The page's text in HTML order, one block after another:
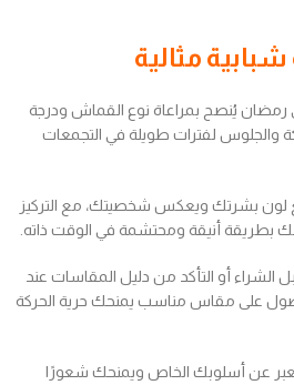
شبابية مثالية
رمضان يُنصح بمراعاة نوع القماش ودرجة
والجلوس لفترات طويلة في التجمعات
لون بشرتك ويعكس شخصيتك، مع التركيز
بطريقة أنيقة ومحتشمة في الوقت ذاته.
الشراء أو التأكد من دليل المقاسات عند
على مقاس مناسب يمنحك حرية الحركة
يعبر عن أسلوبك الخاص ويمنحك شعورًا